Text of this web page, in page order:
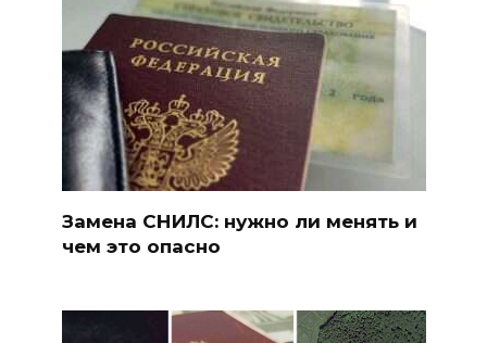
Замена СНИЛС: нужно ли менять и
чем это опасно